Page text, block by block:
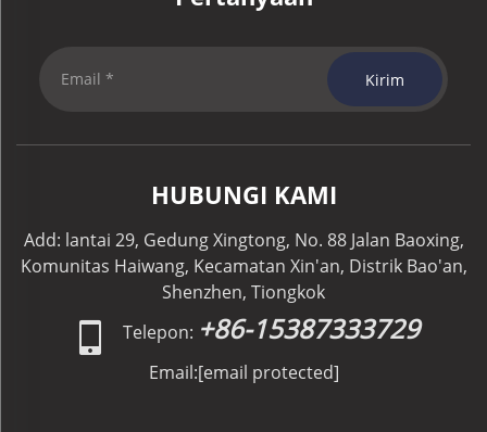
Kirim
HUBUNGI KAMI
Add: lantai 29, Gedung Xingtong, No. 88 Jalan Baoxing,
Komunitas Haiwang, Kecamatan Xin'an, Distrik Bao'an,
Shenzhen, Tiongkok
Telepon: +86-15387333729
Email:[email protected]